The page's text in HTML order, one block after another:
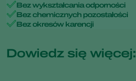
Bez wykształcania odporności
Bez chemicznych pozostałości
Bez okresów karencji
Dowiedz się więcej: